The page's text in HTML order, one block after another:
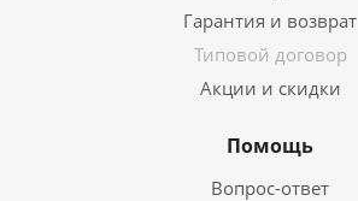
Гарантия и возврат
Типовой договор
Акции и скидки
Помощь
Вопрос-ответ